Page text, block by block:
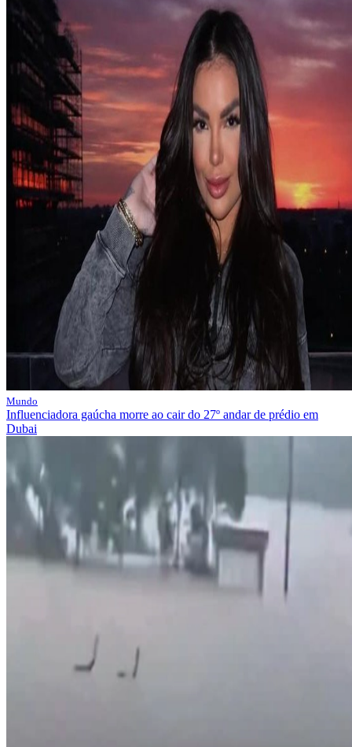
Mundo
Influenciadora gaúcha morre ao cair do 27º andar de prédio em
Dubai